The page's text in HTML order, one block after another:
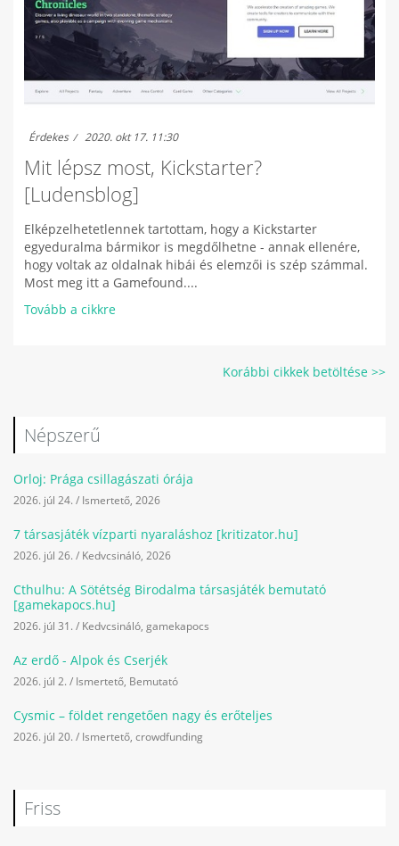
Érdekes 2020. okt 17. 11:30
Mit lépsz most, Kickstarter?
[Ludensblog]
Elképzelhetetlennek tartottam, hogy a Kickstarter
egyeduralma bármikor is megdőlhetne - annak ellenére,
hogy voltak az oldalnak hibái és elemzői is szép számmal.
Most meg itt a Gamefound....
Tovább a cikkre
Korábbi cikkek betöltése >>
Népszerű
Orloj: Prága csillagászati órája
2026. júl 24. / Ismertető, 2026
7 társasjáték vízparti nyaraláshoz [kritizator.hu]
2026. júl 26. / Kedvcsináló, 2026
Cthulhu: A Sötétség Birodalma társasjáték bemutató
[gamekapocs.hu]
2026. júl 31. / Kedvcsináló, gamekapocs
Az erdő - Alpok és Cserjék
2026. júl 2. / Ismertető, Bemutató
Cysmic – földet rengetően nagy és erőteljes
2026. júl 20. / Ismertető, crowdfunding
Friss